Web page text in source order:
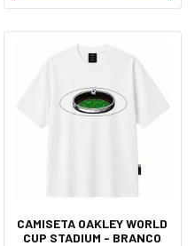
CAMISETA OAKLEY WORLD
CUP STADIUM - BRANCO